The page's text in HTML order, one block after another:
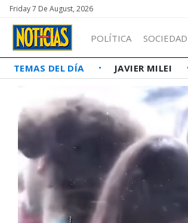
Friday 7 De August, 2026
POLÍTICA SOCIEDAD
TEMAS DEL DÍA JAVIER MILEI